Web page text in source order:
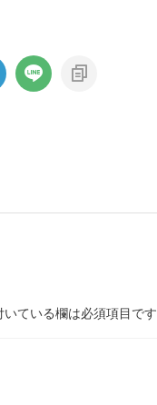
いている欄は必須項目です